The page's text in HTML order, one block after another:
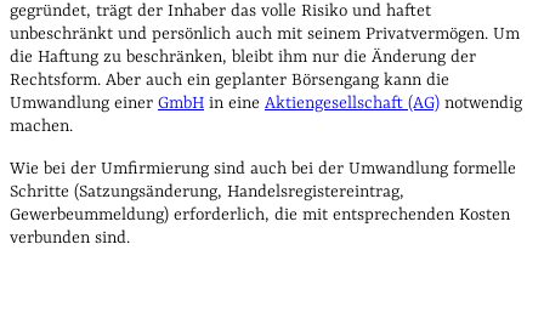
gegründet, trägt der Inhaber das volle Risiko und haftet
unbeschränkt und persönlich auch mit seinem Privatvermögen. Um
die Haftung zu beschränken, bleibt ihm nur die Änderung der
Rechtsform. Aber auch ein geplanter Börsengang kann die
Umwandlung einer GmbH in eine Aktiengesellschaft (AG) notwendig
machen.
Wie bei der Umfirmierung sind auch bei der Umwandlung formelle
Schritte (Satzungsänderung, Handelsregistereintrag,
Gewerbeummeldung) erforderlich, die mit entsprechenden Kosten
verbunden sind.